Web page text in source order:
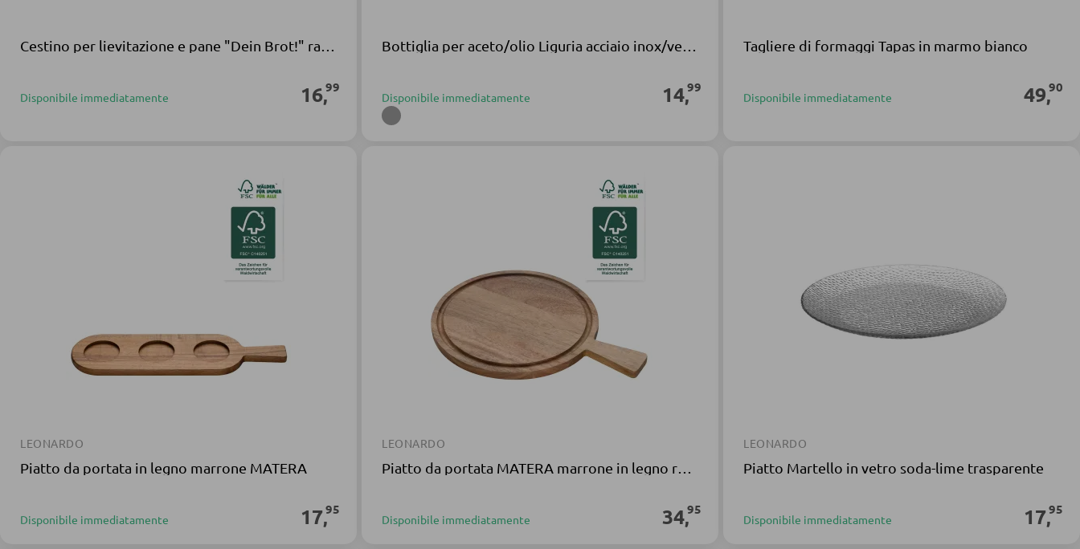
Disponibile immediatamente 16,99
Disponibile immediatamente 14,99
Tagliere di formaggi Tapas in marmo bianco
Disponibile immediatamente 49,90
LEONARDO
Piatto da portata in legno marrone MATERA
Disponibile immediatamente 17,95
LEONARDO
Disponibile immediatamente 34,95
LEONARDO
Piatto Martello in vetro soda-lime trasparente
Disponibile immediatamente 17,95